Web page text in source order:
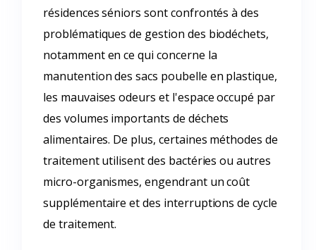
résidences séniors sont confrontés à des
problématiques de gestion des biodéchets,
notamment en ce qui concerne la
manutention des sacs poubelle en plastique,
les mauvaises odeurs et l'espace occupé par
des volumes importants de déchets
alimentaires. De plus, certaines méthodes de
traitement utilisent des bactéries ou autres
micro-organismes, engendrant un coût
supplémentaire et des interruptions de cycle
de traitement.